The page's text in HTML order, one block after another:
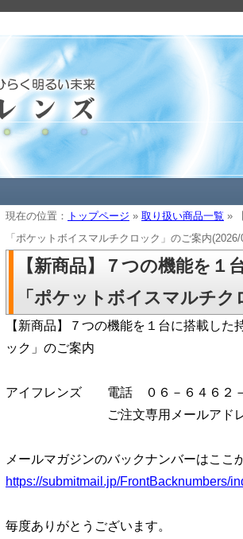
現在の位置： トップページ » 取り扱い商品一覧 »
「ポケットボイスマルチクロック」のご案内
【新商品】７つの機能を
「ポケットボイスマルチ
【新商品】７つの機能を１台に搭載し
ック」のご案内
アイフレンズ 電話 ０６－６４６２－
ご注文専用メールアドレス
メールマガジンのバックナンバーはここ
https://submitmail.jp/FrontBacknumbers/
毎度ありがとうございます。